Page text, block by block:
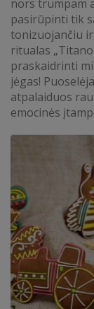
nors trumpam
pasirūpinti tik
tonizuojančiu
ritualas
praskaidrinti
jėgas!
atpalaiduos
emocinės